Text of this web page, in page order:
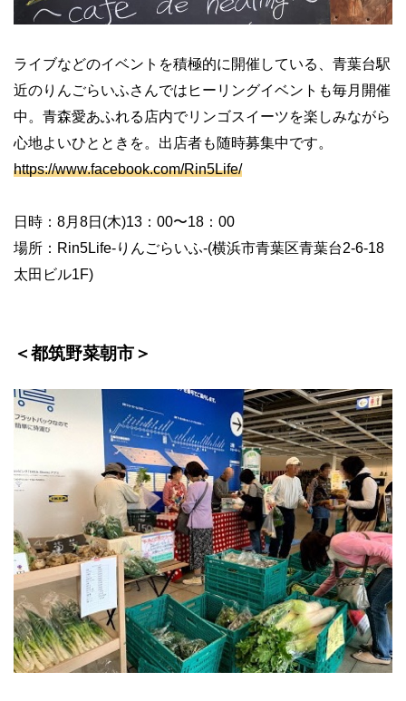
ライブなどのイベントを積極的に開催している、青葉台駅
近のりんごらいふさんではヒーリングイベントも毎月開催
中。青森愛あふれる店内でリンゴスイーツを楽しみながら
心地よいひとときを。出店者も随時募集中です。
https://www.facebook.com/Rin5Life/
日時：8月8日(木)13：00〜18：00
場所：Rin5Life-りんごらいふ-(横浜市青葉区青葉台2-6-18
太田ビル1F)
＜都筑野菜朝市＞